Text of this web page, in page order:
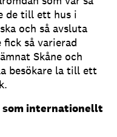
de till ett hus i
och så avsluta
fick så varierad
Skåne och
besökare la till ett
som internationellt